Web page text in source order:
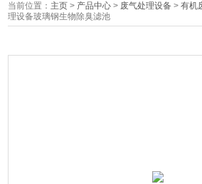
当前位置： 主页 > 产品中心 > 废气处理设备 >有机
理设备玻璃钢生物除臭滤池